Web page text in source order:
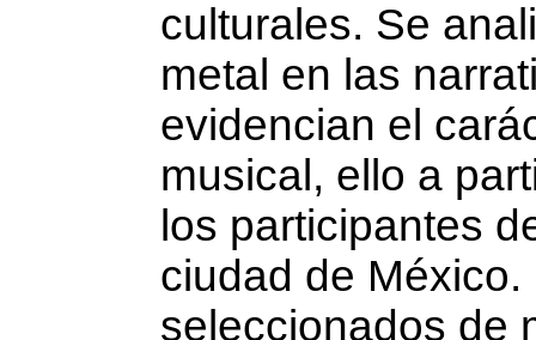
culturales. Se
metal en las
evidencian el
musical, ello a
los participantes
ciudad de
seleccionados de